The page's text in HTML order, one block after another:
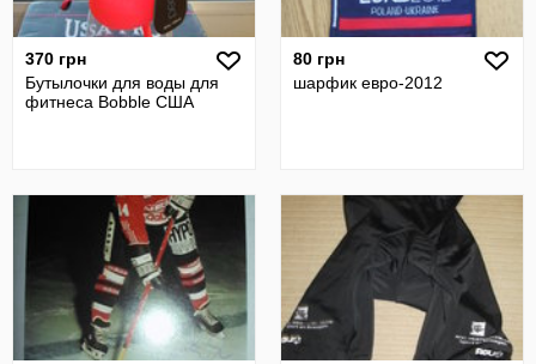
370 грн
Бутылочки для воды для
фитнеса Bobble США
80 грн
шарфик евро-2012